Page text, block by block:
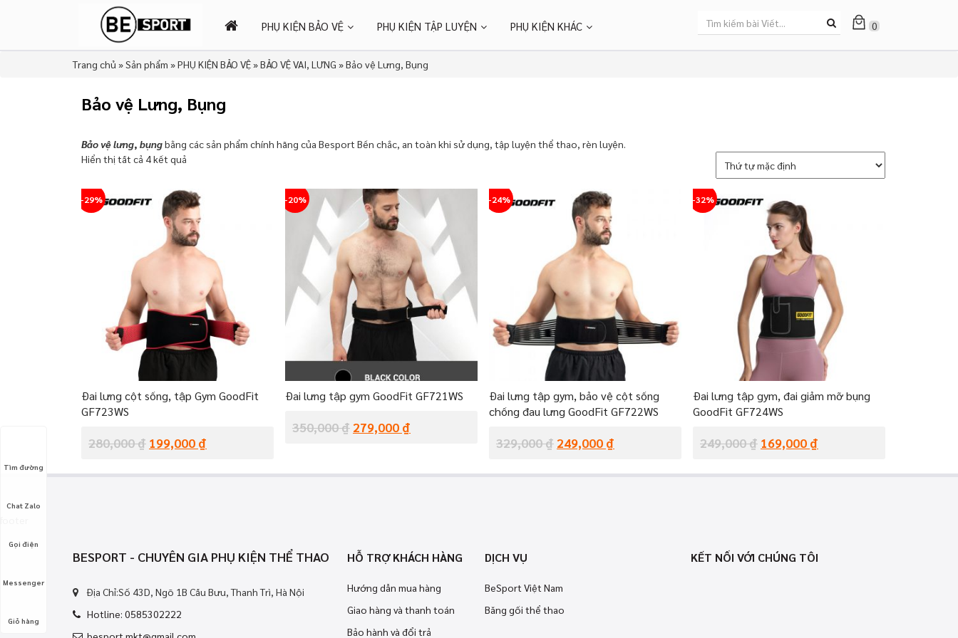
PHỤ KIỆN BẢO VỆ PHỤ KIỆN TẬP LUYỆN PHỤ KIỆN KHÁC 0
Trang chủ »Sản phẩm »PHỤ KIỆN BẢO VỆ»BẢO VỆ VAI, LƯNG »Bảo vệ Lưng, Bụng
Bảo vệ Lưng, Bụng
Bảo vệ lưng, bụngbằng các sản phẩm chính hãng của Besport Bền chắc, an toàn khi sử dụng, tập luyện thể thao, rèn luyện.
Hiển thị tất cả 4 kết quả
-29%
Đai lưng cột sống, tập Gym GoodFit
GF723WS
280,000₫ 199,000 ₫
-20%
Đai lưng tập gym GoodFit GF721WS
350,000₫279,000 ₫
-24%
Đai lưng tập gym, bảo vệ cột sống
chống đau lưng GoodFit GF722WS
329,000₫249,000 ₫
-32%
Đai lưng tập gym, đai giảm mỡ bụng
GoodFit GF724WS
249,000₫ 169,000 ₫
BESPORT - CHUYÊN GIA PHỤ KIỆN THỂ THAO
Địa Chỉ:Số 43D, Ngõ 1B Cầu Bưu, Thanh Trì, Hà Nội
Hotline: 0585302222
HỖ TRỢ KHÁCH HÀNG
Hướng dẫn mua hàng
Giao hàng và thanh toán
Bảo hành và đổi trả
DỊCH VỤ
BeSport Việt Nam
Băng gối thể thao
KẾT NỐI VỚI CHÚNG TÔI
Tìm đường
Chat Zalo
Gọi điện
Messenger
Giỏ hàng